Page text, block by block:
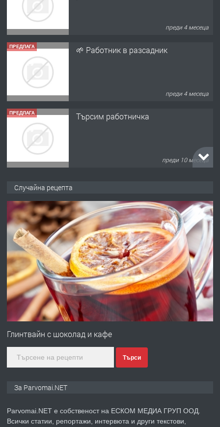
преди 4 месеца
ПРЕДЛАГА 🌱 Работник в разсадник
преди 4 месеца
ПРЕДЛАГА Търсим работничка
преди 10 месеца
преди 1 година
ПРЕДЛАГА Работа за общи работници
преди 1 година
ПРЕДЛАГА
Първи поход "По стъпките на Ангел
преди 1 година
Случайна рецепта
Глинтвайн с шоколад и кафе
Търси
За Parvomai.NET
Parvomai.NET е собственост на ЕСКОМ МЕДИА ГРУП ООД.
Всички статии, репортажи, интервюта и други текстови,